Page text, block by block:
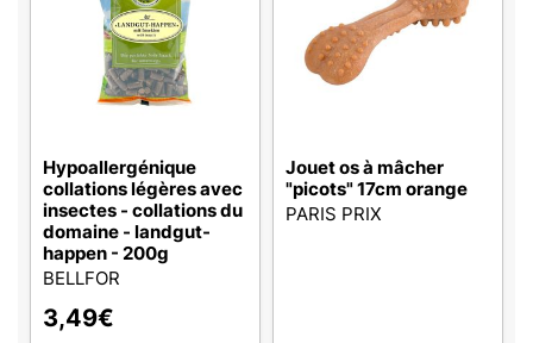
Hypoallergénique
collations légères avec
insectes - collations du
domaine - landgut-
happen - 200g
BELLFOR
3,49€
Jouet os à mâcher
"picots" 17cm orange
PARIS PRIX